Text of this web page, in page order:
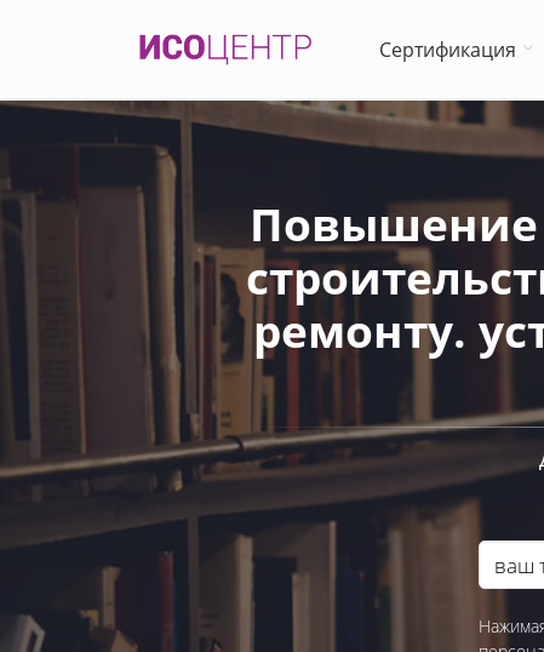
Сертификация
Повышение
ремонту.